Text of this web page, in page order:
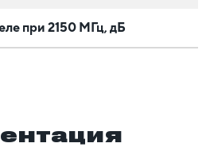
при 2150 МГц, дБ